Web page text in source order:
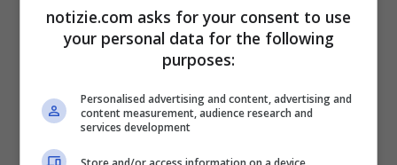
convinto che non assisteremo ad una
partita chiusa”.
Lei in Italia è stato allenato da Zeman. E
possibile un parallelismo con Sarri?
notizie.com asks for your consent to use
your personal data for the following
purposes:
Personalised advertising and content, advertising and
content measurement, audience research and
services development